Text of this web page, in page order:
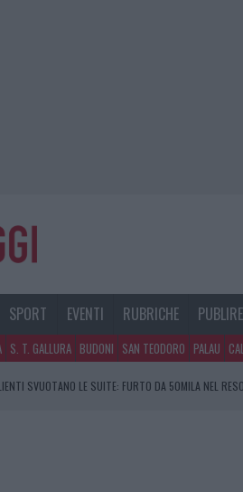
SPORT EVENTI RUBRICHE
S. T. GALLURA BUDONI SAN TEODORO PALAU
SVUOTANO LE SUITE: FURTO DA 50MILA NEL